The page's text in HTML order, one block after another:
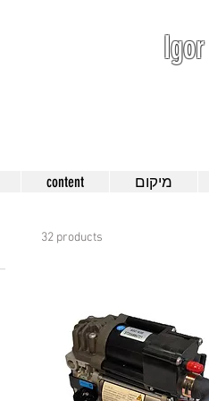
מיקום content
32 products